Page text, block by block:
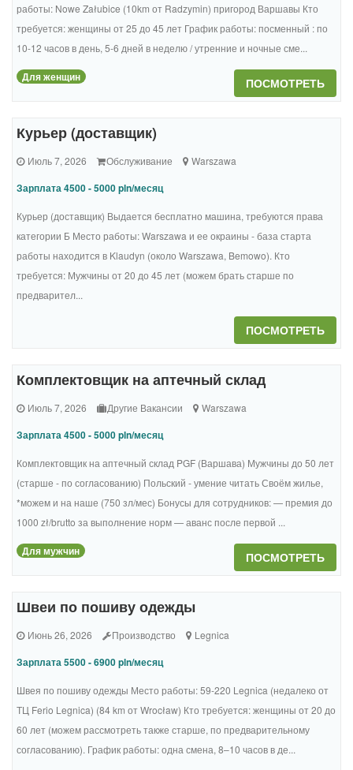
работы: Nowe Załubice (10km от Radzymin) пригород Варшавы Кто
требуется: женщины от 25 до 45 лет График работы: посменный : по
10-12 часов в день, 5-6 дней в неделю / утренние и ночные сме...
Для женщин ПОСМОТРЕТЬ
Курьер (доставщик)
Июль 7, 2026 Обслуживание Warszawa
Зарплата 4500 - 5000 pln/месяц
Курьер (доставщик) Выдается бесплатно машина, требуются права
категории Б Место работы: Warszawa и ее окраины - база старта
работы находится в Klaudyn (около Warszawa, Bemowo). Кто
требуется: Мужчины от 20 до 45 лет (можем брать старше по
предварител...
ПОСМОТРЕТЬ
Комплектовщик на аптечный склад
Июль 7, 2026 Другие Вакансии Warszawa
Зарплата 4500 - 5000 pln/месяц
Комплектовщик на аптечный склад PGF (Варшава) Мужчины до 50 лет
(старше - по согласованию) Польский - умение читать Своём жилье,
*можем и на наше (750 зл/мес) Бонусы для сотрудников: — премия до
1000 zł/brutto за выполнение норм — аванс после первой ...
Для мужчин ПОСМОТРЕТЬ
Швеи по пошиву одежды
Июнь 26, 2026 Производство Legnica
Зарплата 5500 - 6900 pln/месяц
Швея по пошиву одежды Место работы: 59-220 Legnica (недалеко от
ТЦ Ferio Legnica) (84 km от Wrocław) Кто требуется: женщины от 20 до
60 лет (можем рассмотреть также старше, по предварительному
согласованию). График работы: одна смена, 8–10 часов в де...